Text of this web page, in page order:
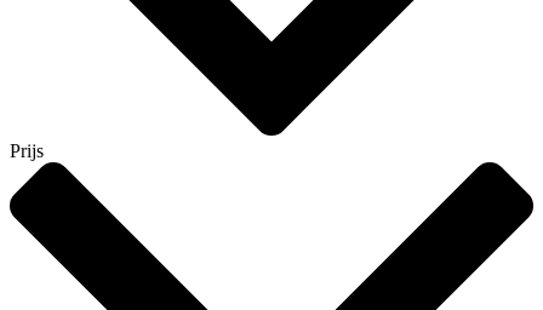
Prijs